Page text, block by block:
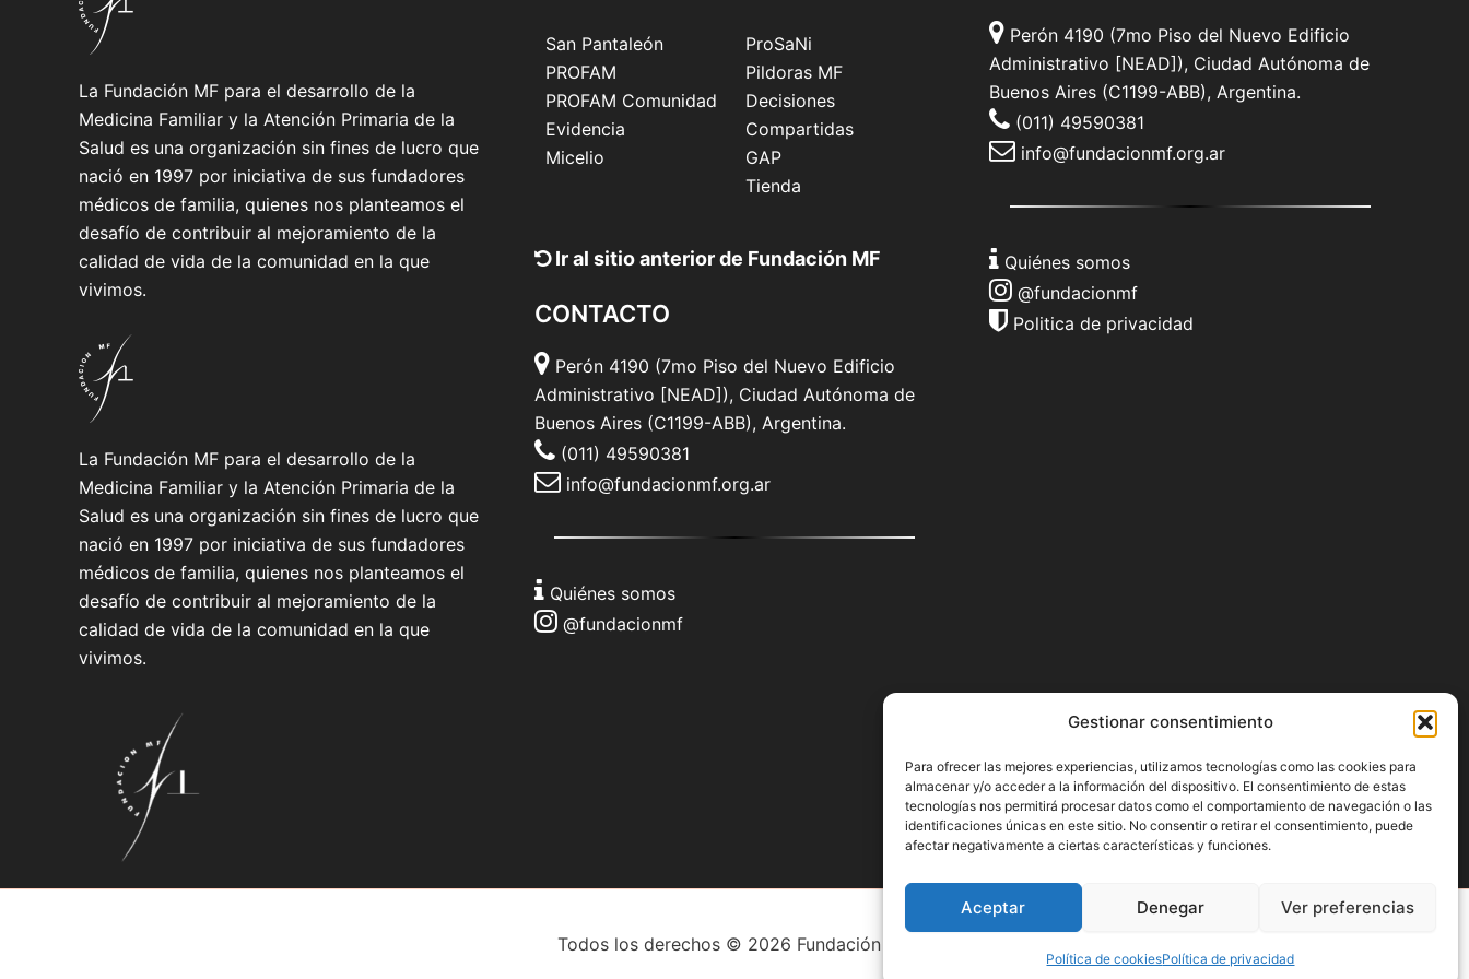
Gestionar consentimiento
Para ofrecer las mejores experiencias, utilizamos tecnologías como las cookies para
almacenar y/o acceder a la información del dispositivo. El consentimiento de estas
tecnologías nos permitirá procesar datos como el comportamiento de navegación o las
identificaciones únicas en este sitio. No consentir o retirar el consentimiento, puede
afectar negativamente a ciertas características y funciones.
Aceptar Denegar Ver preferencias
Política de cookiesPolítica de privacidad
La Fundación MF para el desarrollo de la
Medicina Familiar y la Atención Primaria de la
Salud es una organización sin fines de lucro que
nació en 1997 por iniciativa de sus fundadores
médicos de familia, quienes nos planteamos el
desafío de contribuir al mejoramiento de la
calidad de vida de la comunidad en la que
vivimos.
La Fundación MF para el desarrollo de la
Medicina Familiar y la Atención Primaria de la
Salud es una organización sin fines de lucro que
nació en 1997 por iniciativa de sus fundadores
médicos de familia, quienes nos planteamos el
desafío de contribuir al mejoramiento de la
calidad de vida de la comunidad en la que
vivimos.
San Pantaleón
PROFAM
PROFAM Comunidad
Evidencia
Micelio
ProSaNi
Pildoras MF
Decisiones
Compartidas
GAP
Tienda
Ir al sitio anterior de Fundación MF
CONTACTO
Perón 4190 (7mo Piso del Nuevo Edificio
Administrativo [NEAD]), Ciudad Autónoma de
Buenos Aires (C1199-ABB), Argentina.
(011) 49590381
info@fundacionmf.org.ar
Quiénes somos
@fundacionmf
Perón 4190 (7mo Piso del Nuevo Edificio
Administrativo [NEAD]), Ciudad Autónoma de
Buenos Aires (C1199-ABB), Argentina.
(011) 49590381
info@fundacionmf.org.ar
Quiénes somos
@fundacionmf
Politica de privacidad
Todos los derechos © 2026 Fundación MF